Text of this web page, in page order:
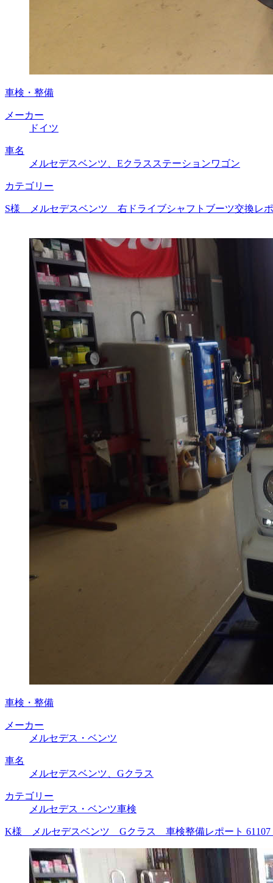
車検・整備
メーカー
ドイツ
車名
メルセデスベンツ、Eクラスステーションワゴン
カテゴリー
S様 メルセデスベンツ 右ドライブシャフトブーツ交換レ
車検・整備
メーカー
メルセデス・ベンツ
車名
メルセデスベンツ、Gクラス
カテゴリー
メルセデス・ベンツ車検
K様 メルセデスベンツ Gクラス 車検整備レポート 61107